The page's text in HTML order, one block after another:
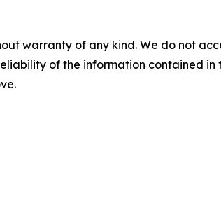
warranty of any kind. We do not
of the information contained